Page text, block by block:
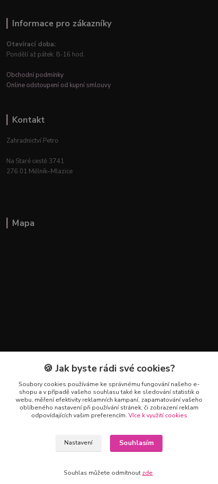
Informace pro zákazníky
Otevírací doba:
Pondělí až pátek: 8-16 hod.
Obchodní podmínky
Online odstoupení od kupní smlouvy
Kontakt
Zahradnictví Petro
Na Staré cestě 3741
276 01 Mělník–Mlazice
Mapa
Kontakty
+420 602 223 614
info@zahradnictvipetro.cz
🍪 Jak byste rádi své cookies?
Soubory cookies používáme ke správnému fungování našeho e-
shopu a v případě vašeho souhlasu také ke sledování statistik o
webu, měření efektivity reklamních kampaní, zapamatování vašeho
oblíbeného nastavení při používání stránek, či zobrazení reklam
odpovídajících vašim preferencím. Více k využití cookies
Nastavení Souhlasím
Souhlas můžete odmítnout zde.